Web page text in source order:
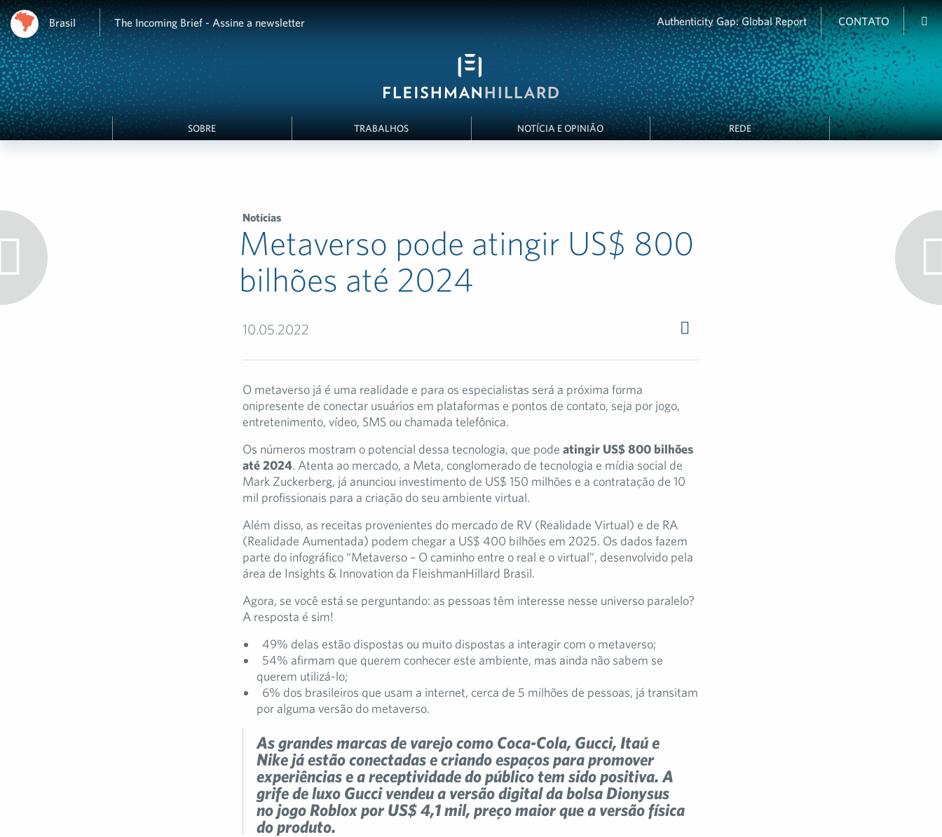
Brasil The Incoming Brief - Assine a newsletter Authenticity Gap: Global Report CONTATO
SOBRE TRABALHOS NOTÍCIA E OPINIÃO REDE
Notícias
Metaverso pode atingir US$ 800
bilhões até 2024
10.05.2022
O metaverso já é uma realidade e para os especialistas será a próxima forma
onipresente de conectar usuários em plataformas e pontos de contato, seja por jogo,
entretenimento, vídeo, SMS ou chamada telefônica.
Os números mostram o potencial dessa tecnologia, que pode atingir US$ 800 bilhões
até 2024. Atenta ao mercado, a Meta, conglomerado de tecnologia e mídia social de
Mark Zuckerberg, já anunciou investimento de US$ 150 milhões e a contratação de 10
mil profissionais para a criação do seu ambiente virtual.
Além disso, as receitas provenientes do mercado de RV (Realidade Virtual) e de RA
(Realidade Aumentada) podem chegar a US$ 400 bilhões em 2025. Os dados fazem
parte do infográfico “Metaverso – O caminho entre o real e o virtual”, desenvolvido pela
área de Insights & Innovation da FleishmanHillard Brasil.
Agora, se você está se perguntando: as pessoas têm interesse nesse universo paralelo?
A resposta é sim!
49% delas estão dispostas ou muito dispostas a interagir com o metaverso;
54% afirmam que querem conhecer este ambiente, mas ainda não sabem se
querem utilizá-lo;
6% dos brasileiros que usam a internet, cerca de 5 milhões de pessoas, já transitam
por alguma versão do metaverso.
As grandes marcas de varejo como Coca-Cola, Gucci, Itaú e
Nike já estão conectadas e criando espaços para promover
experiências e a receptividade do público tem sido positiva. A
grife de luxo Gucci vendeu a versão digital da bolsa Dionysus
no jogo Roblox por US$ 4,1 mil, preço maior que a versão física
do produto.